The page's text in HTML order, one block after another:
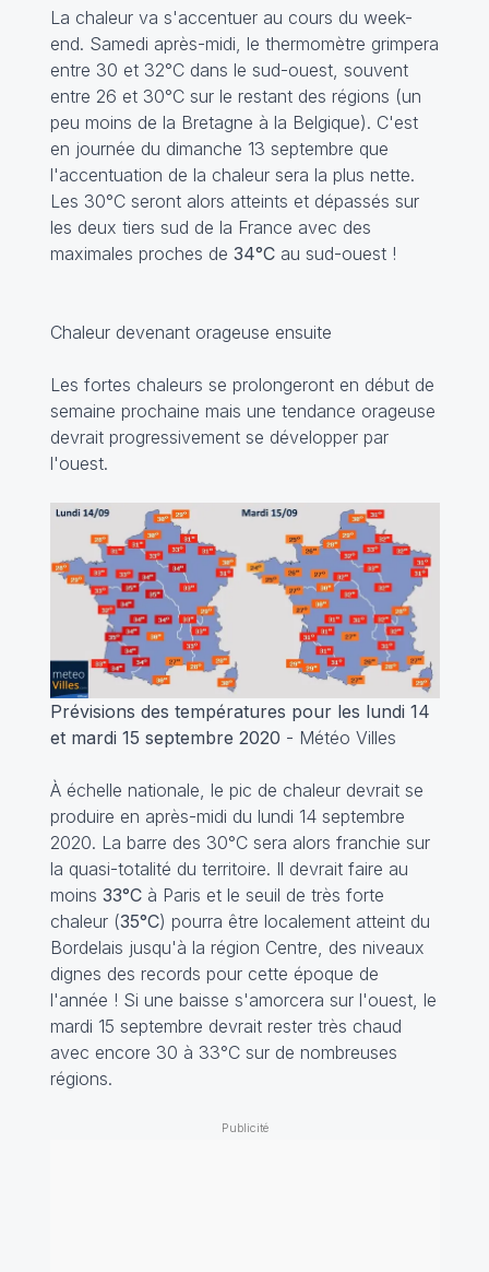
La chaleur va s'accentuer au cours du week-
end. Samedi après-midi, le thermomètre grimpera
entre 30 et 32°C dans le sud-ouest, souvent
entre 26 et 30°C sur le restant des régions (un
peu moins de la Bretagne à la Belgique). C'est
en journée du dimanche 13 septembre que
l'accentuation de la chaleur sera la plus nette.
Les 30°C seront alors atteints et dépassés sur
les deux tiers sud de la France avec des
maximales proches de 34°Cau sud-ouest !
Chaleur devenant orageuse ensuite
Les fortes chaleurs se prolongeront en début de
semaine prochaine mais une tendance orageuse
devrait progressivement se développer par
l'ouest.
Prévisions des températures pour les lundi 14
et mardi 15 septembre 2020 - Météo Villes
À échelle nationale, le pic de chaleur devrait se
produire en après-midi du lundi 14 septembre
2020. La barre des 30°C sera alors franchie sur
la quasi-totalité du territoire. Il devrait faire au
moins 33°Cà Paris et le seuil de très forte
chaleur (35°C) pourra être localement atteint du
Bordelais jusqu'à la région Centre, des niveaux
dignes des records pour cette époque de
l'année ! Si une baisse s'amorcera sur l'ouest, le
mardi 15 septembre devrait rester très chaud
avec encore 30 à 33°C sur de nombreuses
régions.